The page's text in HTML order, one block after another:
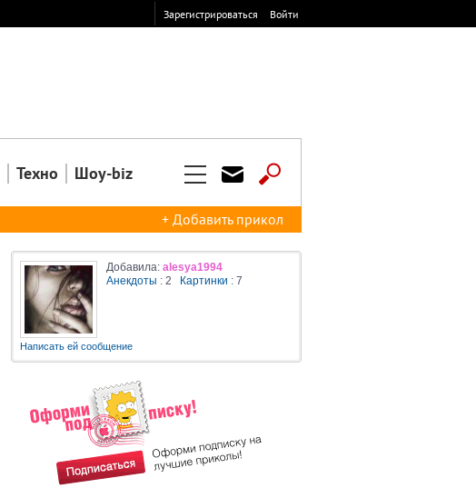
Зарегистрироваться Войти
Техно Шоу-biz
+ Добавить прикол
Добавила: alesya1994
Анекдоты : 2 Картинки : 7
Написать ей сообщение